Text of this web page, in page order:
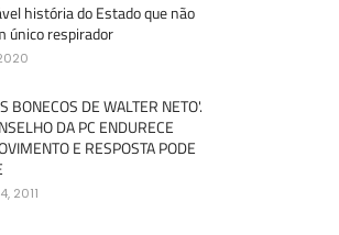
história do Estado que não
único respirador
BONECOS DE WALTER NETO'.
DA PC ENDURECE
E RESPOSTA PODE
2011